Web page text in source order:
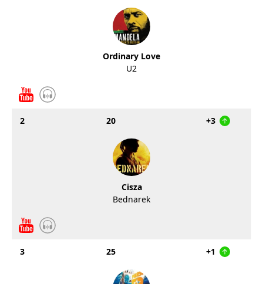
Ordinary Love
U2
2 20 +3
Cisza
Bednarek
3 25 +1